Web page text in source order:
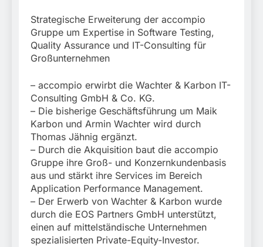
Bahnübergang in Aubing
/ Bundespolizei ermittelt
wegen gefährlichen
5. August 2026
Strategische Erweiterung der accompio
Gruppe um Expertise in Software Testing,
Quality Assurance und IT-Consulting für
Großunternehmen
– accompio erwirbt die Wachter & Karbon IT-
Consulting GmbH & Co. KG.
– Die bisherige Geschäftsführung um Maik
Karbon und Armin Wachter wird durch
Thomas Jähnig ergänzt.
– Durch die Akquisition baut die accompio
Gruppe ihre Groß- und Konzernkundenbasis
aus und stärkt ihre Services im Bereich
Application Performance Management.
– Der Erwerb von Wachter & Karbon wurde
durch die EOS Partners GmbH unterstützt,
einen auf mittelständische Unternehmen
spezialisierten Private-Equity-Investor.